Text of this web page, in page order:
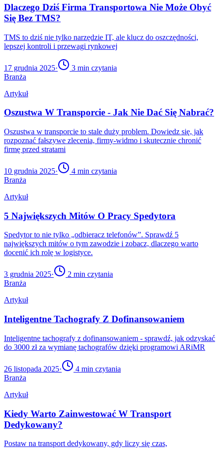
Dlaczego Dziś Firma Transportowa Nie Może Obyć
Się Bez TMS?
TMS to dziś nie tylko narzędzie IT, ale klucz do oszczędności,
lepszej kontroli i przewagi rynkowej
17 grudnia 2025· 3 min czytania
Branża
Artykuł
Oszustwa W Transporcie - Jak Nie Dać Się Nabrać?
Oszustwa w transporcie to stale duży problem. Dowiedz się, jak
rozpoznać fałszywe zlecenia, firmy-widmo i skutecznie chronić
firmę przed stratami
10 grudnia 2025· 4 min czytania
Branża
Artykuł
5 Największych Mitów O Pracy Spedytora
Spedytor to nie tylko „odbieracz telefonów”. Sprawdź 5
największych mitów o tym zawodzie i zobacz, dlaczego warto
docenić ich rolę w logistyce.
3 grudnia 2025· 2 min czytania
Branża
Artykuł
Inteligentne Tachografy Z Dofinansowaniem
Inteligentne tachografy z dofinansowaniem - sprawdź, jak odzyskać
do 3000 zł za wymianę tachografów dzięki programowi ARiMR
26 listopada 2025· 4 min czytania
Branża
Artykuł
Kiedy Warto Zainwestować W Transport
Dedykowany?
Postaw na transport dedykowany, gdy liczy się czas,